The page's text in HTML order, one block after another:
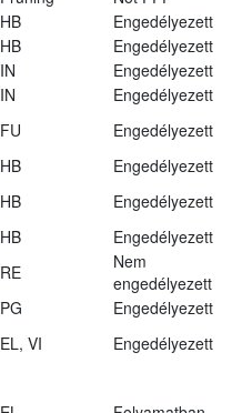
HB
Engedélyezett
HB
Engedélyezett
IN
Engedélyezett
IN
Engedélyezett
FU
Engedélyezett
HB
Engedélyezett
HB
Engedélyezett
HB
Engedélyezett
RE
Nem
engedélyezett
PG
Engedélyezett
EL, VI
Engedélyezett